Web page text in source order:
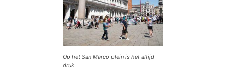
Op het San Marco plein is het altijd
druk